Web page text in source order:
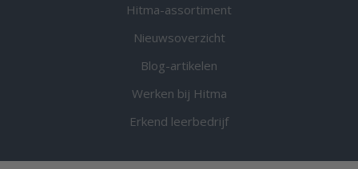
Hitma-assortiment
Nieuwsoverzicht
Blog-artikelen
Werken bij Hitma
Erkend leerbedrijf